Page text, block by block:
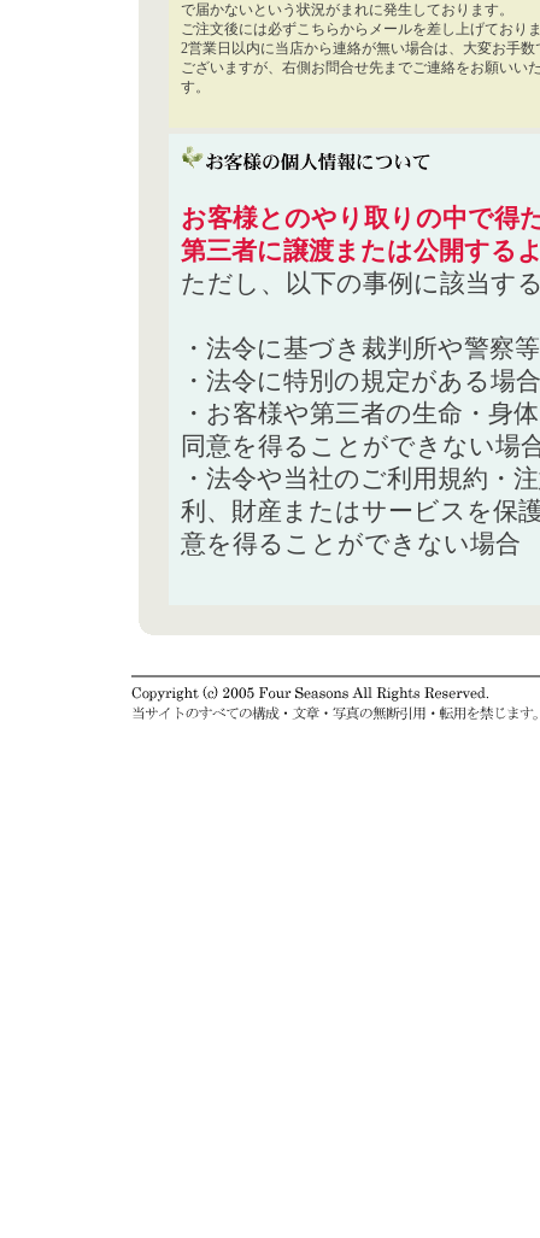
で届かないという状況がまれに発生しております。
ご注文後には必ずこちらからメールを差し上げており
2営業日以内に当店から連絡が無い場合は、大変お手数
ございますが、右側お問合せ先までご連絡をお願いい
す。
お客様とのやり取りの中で得
第三者に譲渡または公開する
ただし、以下の事例に該当す
・法令に基づき裁判所や警察
・法令に特別の規定がある場合
・お客様や第三者の生命・身
同意を得ることができない場
・法令や当社のご利用規約・
利、財産またはサービスを保
意を得ることができない場合